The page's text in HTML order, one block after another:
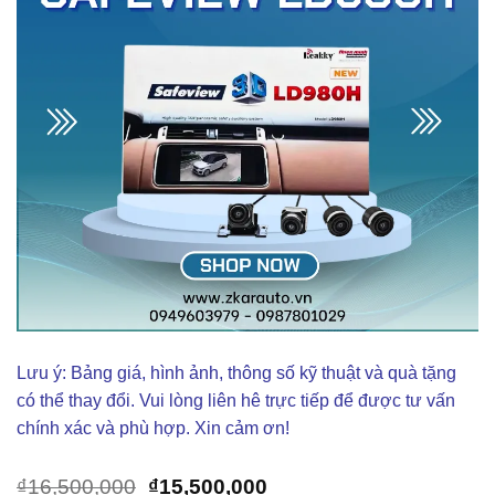
Lưu ý: Bảng giá, hình ảnh, thông số kỹ thuật và quà tặng
có thể thay đổi. Vui lòng liên hê trực tiếp để được tư vấn
chính xác và phù hợp. Xin cảm ơn!
₫16,500,000 Giá
₫15,500,000Giá